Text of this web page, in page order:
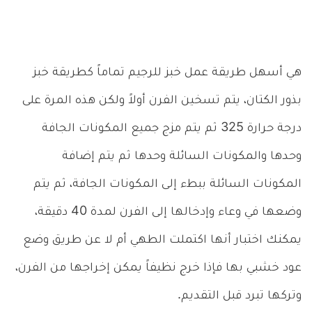
هي أسهل طريقة عمل خبز للرجيم تماماً كطريقة خبز
بذور الكتان، يتم تسخين الفرن أولاً ولكن هذه المرة على
درجة حرارة 325 ثم يتم مزج جميع المكونات الجافة
وحدها والمكونات السائلة وحدها ثم يتم إضافة
المكونات السائلة ببطء إلى المكونات الجافة، ثم يتم
وضعها في وعاء وإدخالها إلى الفرن لمدة 40 دقيقة،
يمكنك اختبار أنها اكتملت الطهي أم لا عن طريق وضع
عود خشبي بها فإذا خرج نظيفاً يمكن إخراجها من الفرن،
وتركها تبرد قبل التقديم.